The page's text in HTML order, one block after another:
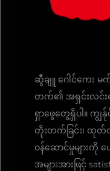
ဆွီချူ ဂေါင်ကေး
တက်၏ အရှင်းလင်းသ
ရှာဖွေတွေ့ရှိပါ။ ကျွ
တိုးတက်ခြင်း၊ ထုတ်လု
ဝန်ဆောင်မှုများကို
အများအားဖြင့်